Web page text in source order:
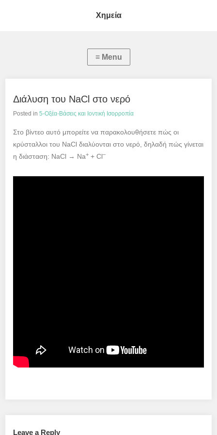
Χημεία
Διάλυση του NaCl στο νερό
Posted in5-Οξέα-Βάσεις και Ιοντική Ισορροπία
Στο βίντεο αυτό μπορείτε να παρακολουθήσετε πώς οι
κρύσταλλοι του NaCl διαλύονται στο νερό, δηλαδή πώς γίνεται
η διάσταση: NaCl → Na+ + Cl–
Leave a Reply